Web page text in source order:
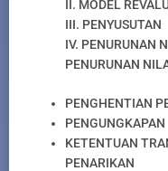
II. MODEL
III. PENYUSUTAN
IV. PENURUNAN
PENURUNAN
PENGHENTIAN
PENGUNGKAPAN
KETENTUAN
PENARIKAN